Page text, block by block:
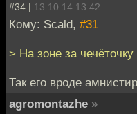
#34 | 13.10.14 13:42
Кому: Scald, #31
> На зоне за
Так его вроде
agromontazhe »